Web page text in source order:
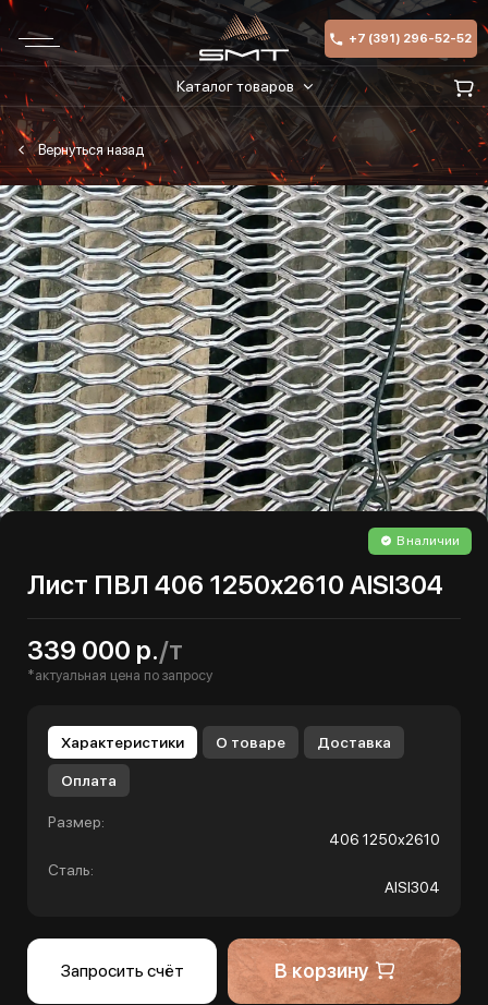
+7 (391) 296-52-52
Каталог товаров
В наличии
Лист ПВЛ 406 1250х2610 AISI304
339 000 р./т
*актуальная цена по запросу
Характеристики О товаре Доставка
Оплата
Размер:
406 1250х2610
Сталь:
AISI304
Запросить счёт В корзину